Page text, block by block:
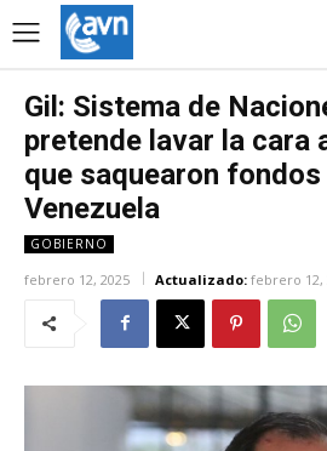
Gil: Sistema de
pretende lavar la cara
que saquearon fondos
Venezuela
GOBIERNO
febrero 12, 2025 Actualizado: febrero 12,